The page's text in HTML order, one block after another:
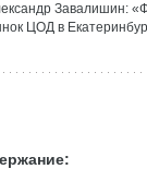
Завалишин:
ЦОД в
в дата-центрах: